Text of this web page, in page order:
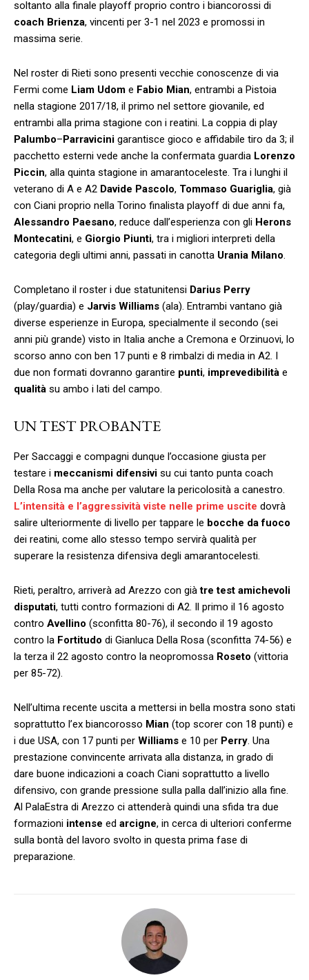
soltanto alla finale playoff proprio contro i biancorossi di
coach Brienza, vincenti per 3-1 nel 2023 e promossi in
massima serie.
Nel roster di Rieti sono presenti vecchie conoscenze di via
Fermi come Liam Udom e Fabio Mian, entrambi a Pistoia
nella stagione 2017/18, il primo nel settore giovanile, ed
entrambi alla prima stagione con i reatini. La coppia di play
Palumbo–Parravicini garantisce gioco e affidabile tiro da 3; il
pacchetto esterni vede anche la confermata guardia Lorenzo
Piccin, alla quinta stagione in amarantoceleste. Tra i lunghi il
veterano di A e A2 Davide Pascolo, Tommaso Guariglia, già
con Ciani proprio nella Torino finalista playoff di due anni fa,
Alessandro Paesano, reduce dall’esperienza con gli Herons
Montecatini, e Giorgio Piunti, tra i migliori interpreti della
categoria degli ultimi anni, passati in canotta Urania Milano.
Completano il roster i due statunitensi Darius Perry
(play/guardia) e Jarvis Williams (ala). Entrambi vantano già
diverse esperienze in Europa, specialmente il secondo (sei
anni più grande) visto in Italia anche a Cremona e Orzinuovi, lo
scorso anno con ben 17 punti e 8 rimbalzi di media in A2. I
due non formati dovranno garantire punti, imprevedibilità e
qualità su ambo i lati del campo.
UN TEST PROBANTE
Per Saccaggi e compagni dunque l’occasione giusta per
testare i meccanismi difensivi su cui tanto punta coach
Della Rosa ma anche per valutare la pericolosità a canestro.
L’intensità e l’aggressività viste nelle prime uscite dovrà
salire ulteriormente di livello per tappare le bocche da fuoco
dei reatini, come allo stesso tempo servirà qualità per
superare la resistenza difensiva degli amarantocelesti.
Rieti, peraltro, arriverà ad Arezzo con giàtre test amichevoli
disputati, tutti contro formazioni di A2. Il primo il 16 agosto
contro Avellino (sconfitta 80-76), il secondo il 19 agosto
contro la Fortitudo di Gianluca Della Rosa (sconfitta 74-56) e
la terza il 22 agosto contro la neopromossa Roseto (vittoria
per 85-72).
Nell’ultima recente uscita a mettersi in bella mostra sono stati
soprattutto l’ex biancorosso Mian (top scorer con 18 punti) e
i due USA, con 17 punti per Williams e 10 per Perry. Una
prestazione convincente arrivata alla distanza, in grado di
dare buone indicazioni a coach Ciani soprattutto a livello
difensivo, con grande pressione sulla palla dall’inizio alla fine.
Al PalaEstra di Arezzo ci attenderà quindi una sfida tra due
formazioni intense ed arcigne, in cerca di ulteriori conferme
sulla bontà del lavoro svolto in questa prima fase di
preparazione.